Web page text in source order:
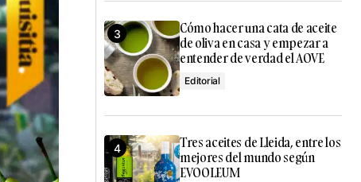
Cómo hacer una cata de aceite
de oliva en casa y empezar a
entender de verdad el AOVE
Editorial
Tres aceites de Lleida, entre los
mejores del mundo según
EVOOLEUM